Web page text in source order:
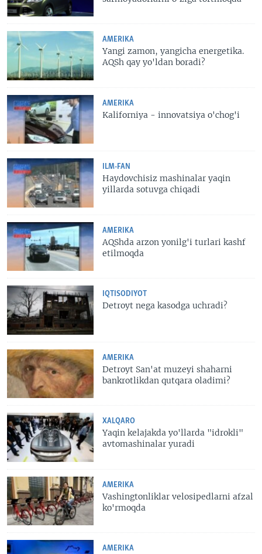
AMERIKA
Yangi zamon, yangicha energetika.
AQSh qay yo'ldan boradi?
AMERIKA
Kaliforniya - innovatsiya o'chog'i
ILM-FAN
Haydovchisiz mashinalar yaqin
yillarda sotuvga chiqadi
AMERIKA
AQShda arzon yonilg'i turlari kashf
etilmoqda
IQTISODIYOT
Detroyt nega kasodga uchradi?
AMERIKA
Detroyt San'at muzeyi shaharni
bankrotlikdan qutqara oladimi?
XALQARO
Yaqin kelajakda yo'llarda "idrokli"
avtomashinalar yuradi
AMERIKA
Vashingtonliklar velosipedlarni afzal
ko'rmoqda
AMERIKA